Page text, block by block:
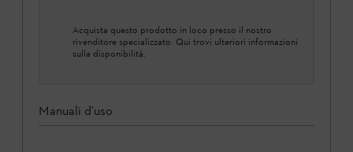
Acquista questo prodotto in loco presso il nostro
rivenditore specializzato. Qui trovi ulteriori informazioni
sulla disponibilità.
Manuali d'uso